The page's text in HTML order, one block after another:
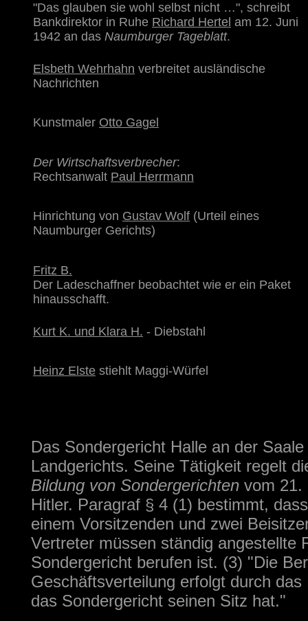
"Das glauben sie wohl selbst nicht …", schreibt
Bankdirektor in Ruhe Richard Hertel am 12. Juni
1942 an das Naumburger Tageblatt.
Elsbeth Wehrhahn verbreitet ausländische
Nachrichten
Kunstmaler Otto Gagel
Der Wirtschaftsverbrecher:
Rechtsanwalt Paul Herrmann
Hinrichtung von Gustav Wolf (Urteil eines
Naumburger Gerichts)
Fritz B.
Der Ladeschaffner beobachtet wie er ein Paket
hinausschafft.
Kurt K. und Klara H. - Diebstahl
Heinz Elste stiehlt Maggi-Würfel
Das Sondergericht Halle an der
Landgerichts. Seine Tätigkeit regelt
Bildung von Sondergerichten vom 21.
Hitler. Paragraf § 4 (1) bestimmt,
einem Vorsitzenden und zwei
Vertreter müssen ständig angestellte
Sondergericht berufen ist. (3) "Die
Geschäftsverteilung erfolgt durch
das Sondergericht seinen Sitz hat."